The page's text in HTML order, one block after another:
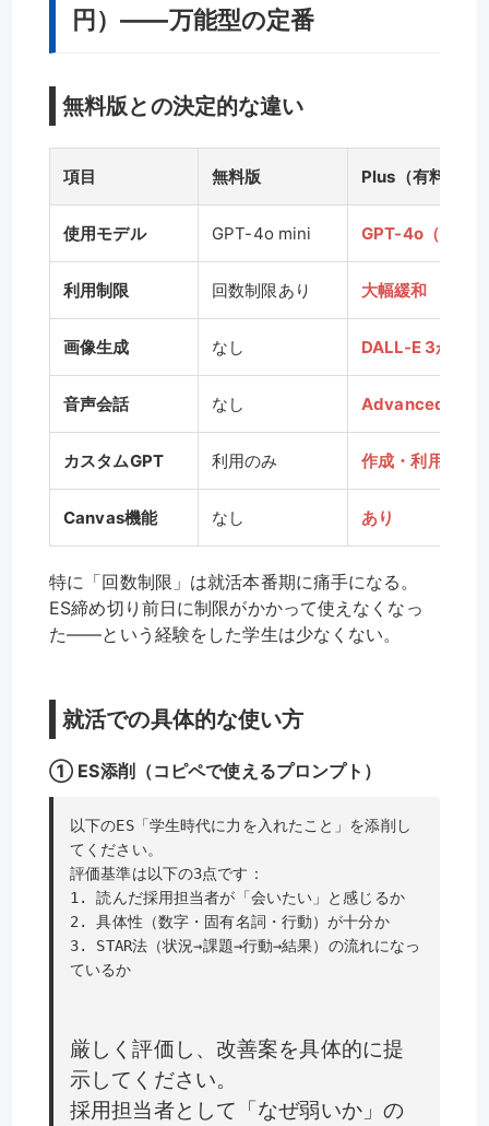
円）——万能型の定番
無料版との決定的な違い
項目 無料版 Plus（有料版）
使用モデル GPT-4o mini GPT-4o（最上
利用制限 回数制限あり 大幅緩和
画像生成 なし DALL-E 3が使え
音声会話 なし Advanced
カスタムGPT 利用のみ 作成・利用
Canvas機能 なし あり
特に「回数制限」は就活本番期に痛手になる。
ES締め切り前日に制限がかかって使えなくなっ
た——という経験をした学生は少なくない。
就活での具体的な使い方
① ES添削（コピペで使えるプロンプト）
以下のES「学生時代に力を入れたこと」を添削し
てください。
評価基準は以下の3点です：
1. 読んだ採用担当者が「会いたい」と感じるか
2. 具体性（数字・固有名詞・行動）が十分か
3. STAR法（状況→課題→行動→結果）の流れになっ
ているか
厳しく評価し、改善案を具体的に提
示してください。
採用担当者として「なぜ弱いか」の